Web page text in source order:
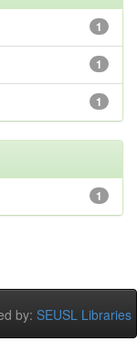
1
1
1
1
by: SEUSL Libraries